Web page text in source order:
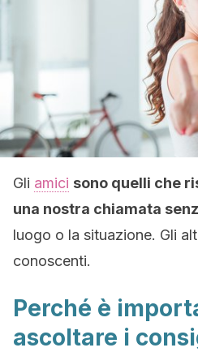
Gli amici sono quelli che
una nostra chiamata
luogo o la situazione. Gli
conoscenti.
Perché è
ascoltare i